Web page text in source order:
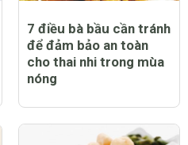
7 điều bà bầu cần tránh
để đảm bảo an toàn
cho thai nhi trong mùa
nóng